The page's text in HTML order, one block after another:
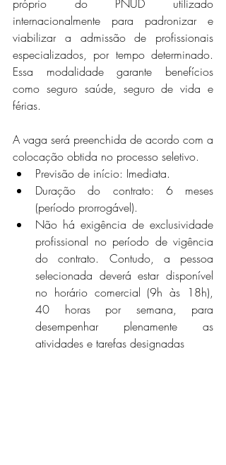
próprio do PNUD utilizado
internacionalmente para padronizar e
viabilizar a admissão de profissionais
especializados, por tempo determinado.
Essa modalidade garante benefícios
como seguro saúde, seguro de vida e
férias.
A vaga será preenchida de acordo com a
colocação obtida no processo seletivo.
Previsão de início: Imediata.
Duração do contrato: 6 meses
(período prorrogável).
Não há exigência de exclusividade
profissional no período de vigência
do contrato. Contudo, a pessoa
selecionada deverá estar disponível
no horário comercial (9h às 18h),
40 horas por semana, para
desempenhar plenamente as
atividades e tarefas designadas